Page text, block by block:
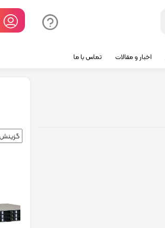
اخبار و مقالات تماس با ما